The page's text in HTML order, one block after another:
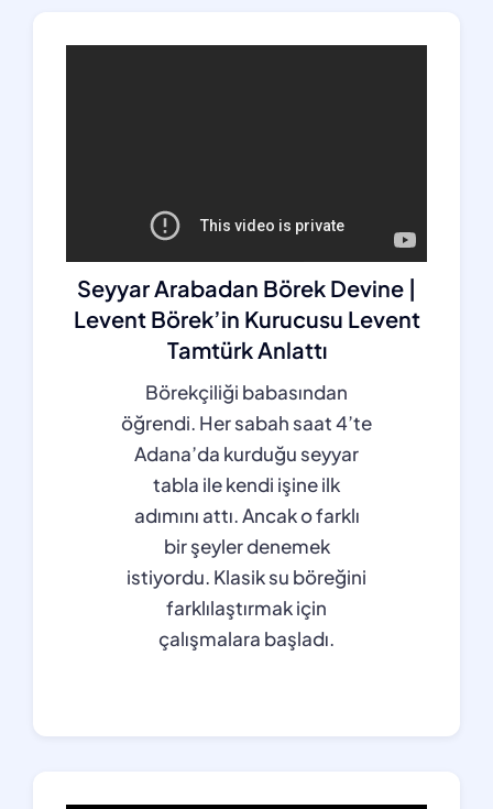
Seyyar Arabadan Börek Devine |
Levent Börek’in Kurucusu Levent
Tamtürk Anlattı
Börekçiliği babasından
öğrendi. Her sabah saat 4’te
Adana’da kurduğu seyyar
tabla ile kendi işine ilk
adımını attı. Ancak o farklı
bir şeyler denemek
istiyordu. Klasik su böreğini
farklılaştırmak için
çalışmalara başladı.